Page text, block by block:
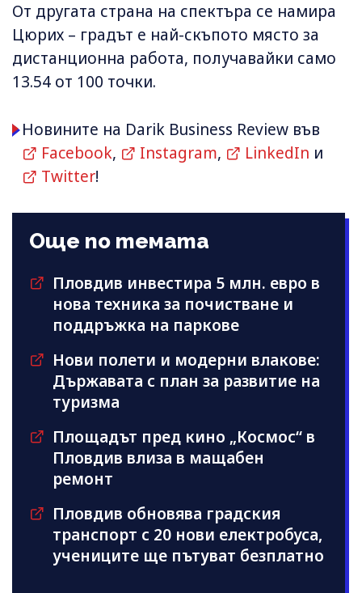
От другата страна на спектъра се намира
Цюрих – градът е най-скъпото място за
дистанционна работа, получавайки само
13.54 от 100 точки.
Новините на Darik Business Review във
Facebook, Instagram, LinkedIn и
Twitter!
Още по темата
Пловдив инвестира 5 млн. евро в
нова техника за почистване и
поддръжка на паркове
Нови полети и модерни влакове:
Държавата с план за развитие на
туризма
Площадът пред кино „Космос“ в
Пловдив влиза в мащабен
ремонт
Пловдив обновява градския
транспорт с 20 нови електробуса,
учениците ще пътуват безплатно